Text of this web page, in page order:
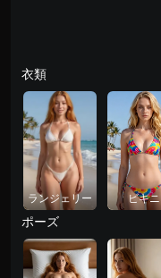
衣類
ランジェリー ビキニ
ポーズ